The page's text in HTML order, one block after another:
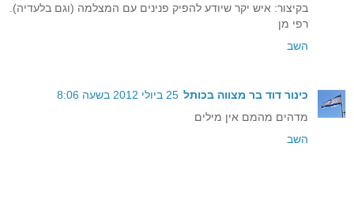
בקיצור: איש יקר שיודע להפיק פנינים עם המצלמה (וגם בלעדיה).
רפי מן
השב
כינור דוד בר מצווה בכותל 25 ביולי 2012 בשעה 8:06
מדהים מהמם אין מילים
השב